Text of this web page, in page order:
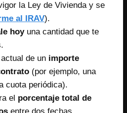
la Ley de Vivienda y se
al IRAV).
hoyuna cantidad que te
de un importe
(por ejemplo, una
cuota periódica).
el porcentaje total de